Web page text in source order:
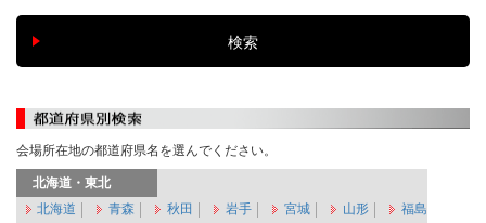
会場所在地の都道府県名を選んでください。
北海道・東北
北海道
青森 秋田 岩手 宮城 山形 福島